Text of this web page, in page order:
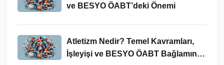
ve BESYO ÖABT’deki Önemi
Atletizm Nedir? Temel Kavramları,
İşleyişi ve BESYO ÖABT Bağlamında